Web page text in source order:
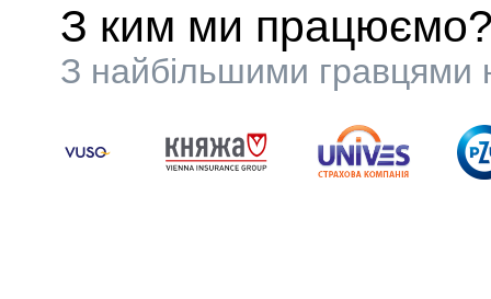
З ким ми
З найбільшими гравцями